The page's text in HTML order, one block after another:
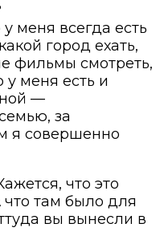
меня всегда есть
город ехать,
фильмы смотреть,
у меня есть и
—
за
я совершенно
что это
что там было для
вы вынесли в